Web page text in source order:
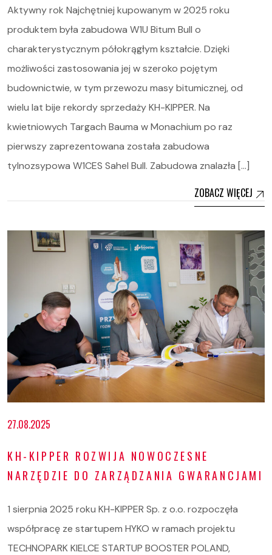
Aktywny rok Najchętniej kupowanym w 2025 roku
produktem była zabudowa W1U Bitum Bull o
charakterystycznym półokrągłym kształcie. Dzięki
możliwości zastosowania jej w szeroko pojętym
budownictwie, w tym przewozu masy bitumicznej, od
wielu lat bije rekordy sprzedaży KH-KIPPER. Na
kwietniowych Targach Bauma w Monachium po raz
pierwszy zaprezentowana została zabudowa
tylnozsypowa W1CES Sahel Bull. Zabudowa znalazła […]
ZOBACZ WIĘCEJ
27.08.2025
KH-KIPPER ROZWIJA NOWOCZESNE
NARZĘDZIE DO ZARZĄDZANIA GWARANCJAMI
1 sierpnia 2025 roku KH-KIPPER Sp. z o.o. rozpoczęła
współpracę ze startupem HYKO w ramach projektu
TECHNOPARK KIELCE STARTUP BOOSTER POLAND,